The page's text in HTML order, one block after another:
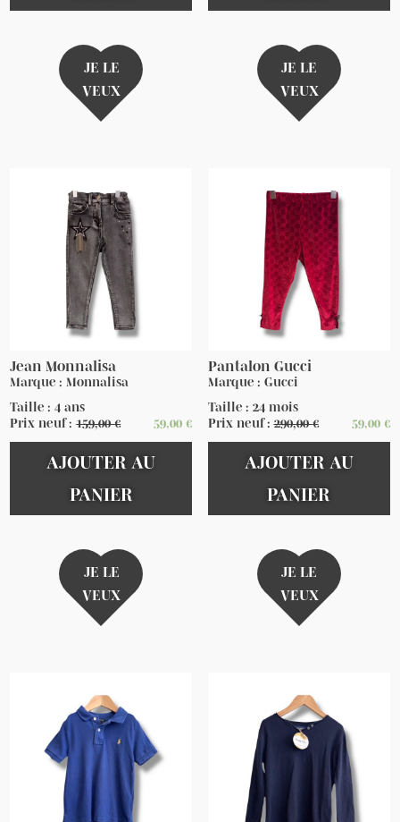
JE LE
VEUX
JE LE
VEUX
Jean Monnalisa
Marque : Monnalisa
Taille : 4 ans
Prix neuf :159,00€ 59,00 €
AJOUTER AU
PANIER
JE LE
VEUX
Pantalon Gucci
Marque : Gucci
Taille : 24 mois
Prix neuf :290,00€ 59,00 €
AJOUTER AU
PANIER
JE LE
VEUX